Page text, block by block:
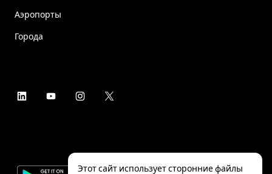
Аэропорты
Города
Этот сайт использует сторонние файлы